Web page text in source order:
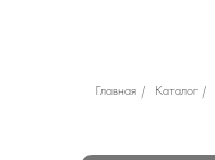
Главная / Каталог /